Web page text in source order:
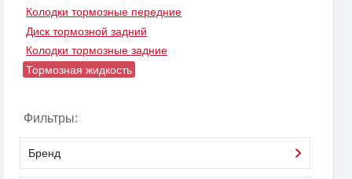
Колодки тормозные передние
Диск тормозной задний
Колодки тормозные задние
Тормозная жидкость
Фильтры:
Бренд